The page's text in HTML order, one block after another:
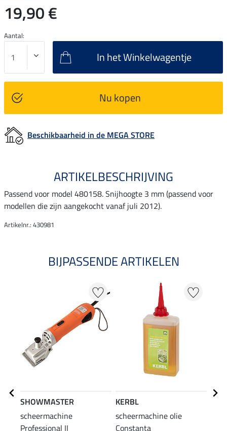
19,90 €
Aantal:
In het Winkelwagentje
Nu kopen
Beschikbaarheid in de MEGA STORE
ARTIKELBESCHRIJVING
Passend voor model 480158. Snijhoogte 3 mm (passend voor
modellen die zijn aangekocht vanaf juli 2012).
Artikelnr.: 430981
BIJPASSENDE ARTIKELEN
SHOWMASTER
scheermachine
Professional II
KERBL
scheermachine olie
Constanta